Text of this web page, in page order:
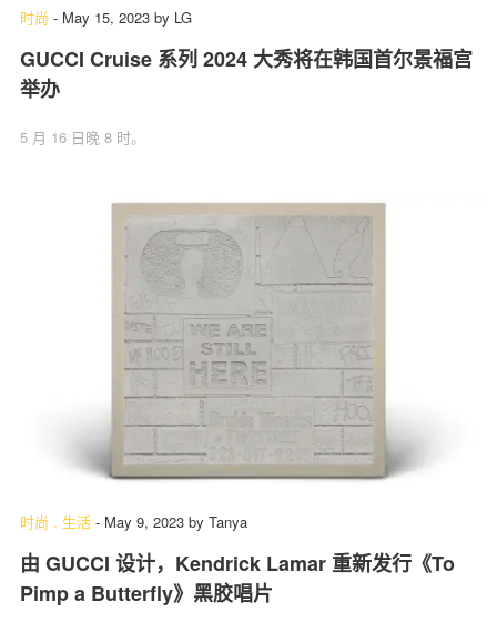
时尚 - May 15, 2023 by LG
GUCCI Cruise 系列 2024 大秀将在韩国首尔景福宫
举办
5 月 16 日晚 8 时。
时尚 . 生活 - May 9, 2023 by Tanya
由 GUCCI 设计，Kendrick Lamar 重新发行《To
Pimp a Butterfly》黑胶唱片